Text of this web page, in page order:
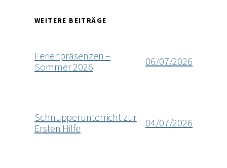
WEITERE BEITRÄGE
Ferienpräsenzen –
Sommer 2026
06/07/2026
Schnupperunterricht zur
Ersten Hilfe
04/07/2026